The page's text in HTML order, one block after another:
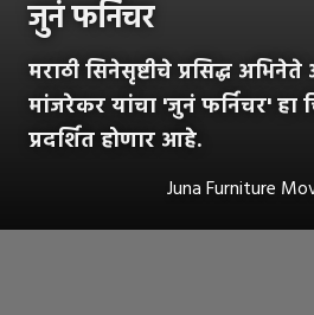
जुनं फर्निचर
मराठी सिनेसृष्टीचे प्रसिद्ध
मांजरेकर यांचा 'जुनं फर्निचर' हा
प्रदर्शित होणार आहे.
Juna Furniture